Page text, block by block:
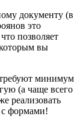
документу (в
это
позволяет
вы
минимум
(а чаще всего
реализовать
с формами!